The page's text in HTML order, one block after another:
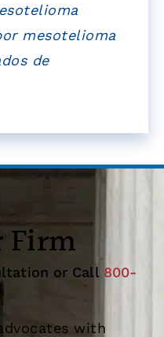
mesotelioma
de
Firm
or Call 800-
with